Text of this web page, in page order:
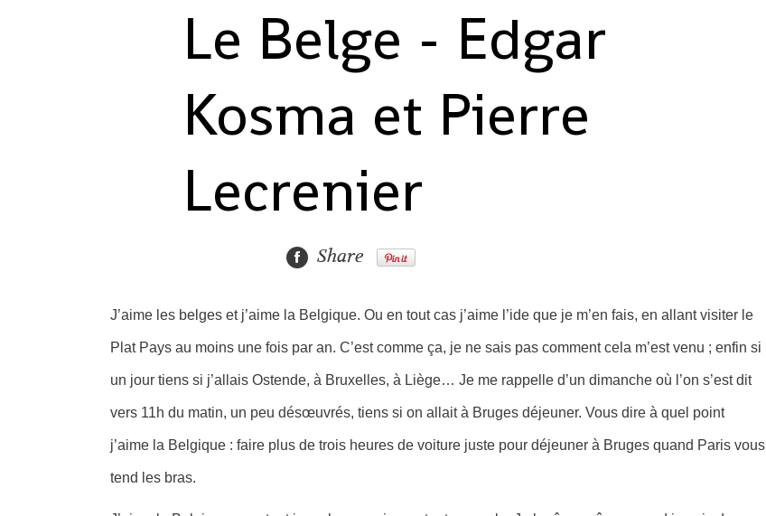
Le Belge - Edgar
Kosma et Pierre
Lecrenier
Share
J’aime les belges et j’aime la Belgique. Ou en tout cas j’aime l’ide que je m’en fais, en allant visiter le
Plat Pays au moins une fois par an. C’est comme ça, je ne sais pas comment cela m’est venu ; enfin si
un jour tiens si j’allais Ostende, à Bruxelles, à Liège… Je me rappelle d’un dimanche où l’on s’est dit
vers 11h du matin, un peu désœuvrés, tiens si on allait à Bruges déjeuner. Vous dire à quel point
j’aime la Belgique : faire plus de trois heures de voiture juste pour déjeuner à Bruges quand Paris vous
tend les bras.